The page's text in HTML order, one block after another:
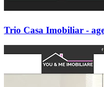
Trio Casa Imobiliar -